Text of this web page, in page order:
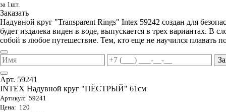
за 1шт.
Заказать
Надувной круг "Transparent Rings" Intex 59242 создан для
будет издалека виден в воде, выпускается в трех вариантах. В
собой в любое путешествие. Тем, кто еще не научился плавать
Арт. 59241
INTEX Надувной круг "ПЁСТРЫЙ" 61см
Артикул: 59241
Цена: 120